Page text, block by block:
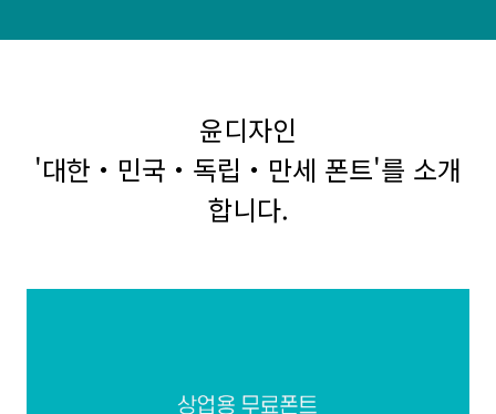
윤디자인
'대한・민국・독립・만세 폰트'를 소개
합니다.